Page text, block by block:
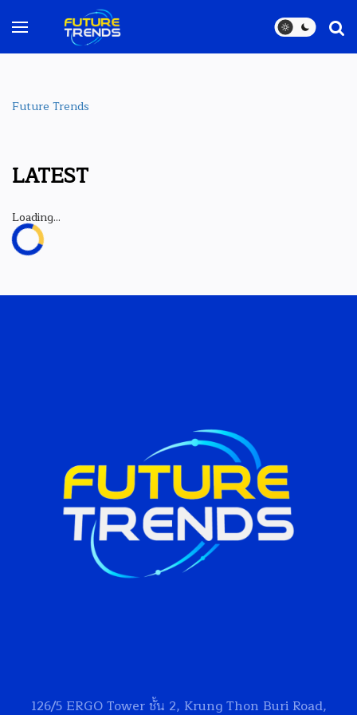
LATEST
Loading...
Future Trends
126/5 ERGO Towerชั้น 2, Krung Thon Buri Road,